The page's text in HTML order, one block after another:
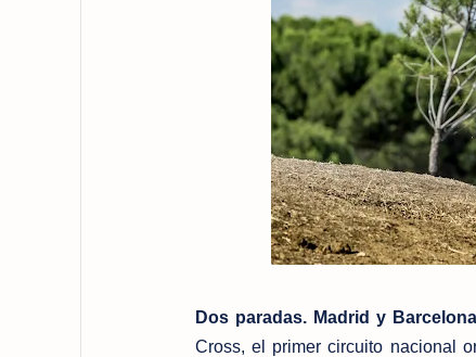
Dos paradas. Madrid y Barcelona
Cross, el primer circuito nacional